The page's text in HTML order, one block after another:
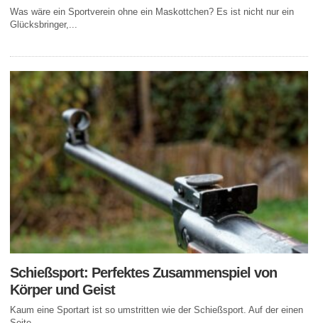
Was wäre ein Sportverein ohne ein Maskottchen? Es ist nicht nur ein
Glücksbringer,...
Schießsport: Perfektes Zusammenspiel von
Körper und Geist
Kaum eine Sportart ist so umstritten wie der Schießsport. Auf der einen